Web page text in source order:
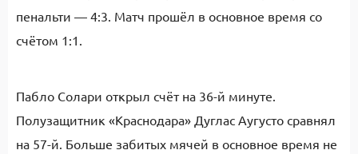
пенальти — 4:3. Матч прошёл в основное время со
счётом 1:1.
Пабло Солари открыл счёт на 36-й минуте.
Полузащитник «Краснодара» Дуглас Аугусто сравнял
на 57-й. Больше забитых мячей в основное время не